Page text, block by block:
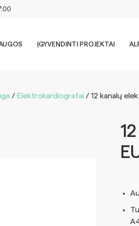
ĮGYVENDINTI PROJEKTAI
/ Elektrokardiografai / 12 kanalų